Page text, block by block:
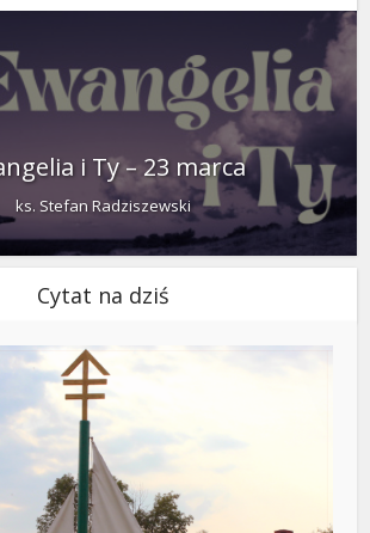
i Ty – 23 marca
ks. Stefan Radziszewski
Cytat na dziś